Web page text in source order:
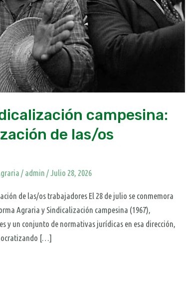
campesina:
de las/os
/ admin / Julio 28, 2026
de las/os trabajadores El 28 de julio se conmemora
Agraria y Sindicalización campesina (1967),
y un conjunto de normativas jurídicas en esa dirección,
[…]